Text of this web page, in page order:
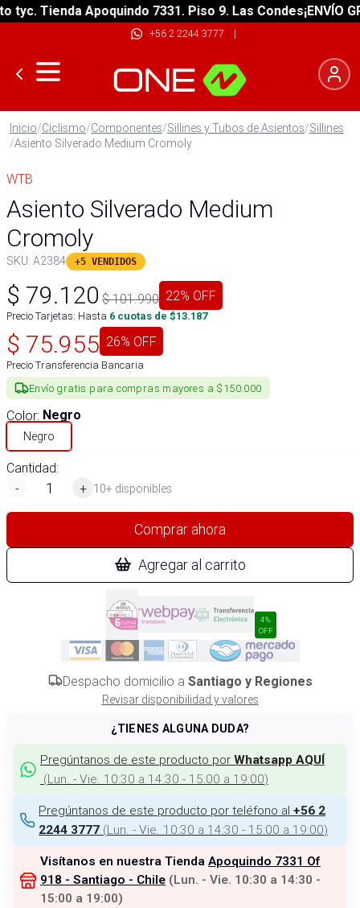
Tienda Apoquindo 7331. Piso 9. Las Condes¡ENVÍO
+56 2 2244 3777 |
Inicio/Ciclismo/Componentes/Sillines y Tubos de Asientos/Sillines
/Asiento Silverado Medium Cromoly
WTB
Asiento Silverado Medium
Cromoly
SKU: A2384 +5 VENDIDOS
$ 79.120 $101.990 22% OFF
Precio Tarjetas: Hasta 6 cuotas de $13.187
$ 75.955 26% OFF
Precio Transferencia Bancaria
Envío gratis para compras mayores a $150.000
Color: Negro
Negro
Cantidad:
-
+ 10+ disponibles
Comprar ahora
Agregar al carrito
4%
OFF
Despacho domicilio a Santiago y Regiones
Revisar disponibilidad y valores
¿TIENES ALGUNA DUDA?
Pregúntanos de este producto por Whatsapp AQUÍ
(Lun. - Vie. 10:30 a 14:30 - 15:00 a 19:00)
Pregúntanos de este producto por teléfono al +56 2
2244 3777 (Lun. - Vie. 10:30 a 14:30 - 15:00 a 19:00)
Visítanos en nuestra Tienda Apoquindo 7331 Of
918 - Santiago - Chile (Lun. - Vie. 10:30 a 14:30 -
15:00 a 19:00)